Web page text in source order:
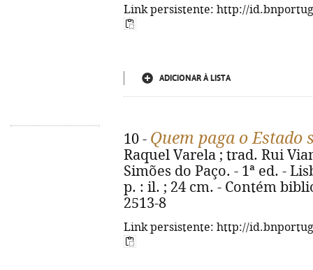
Link persistente: http://
ADICIONAR À LISTA
10 - Quem paga o Estado
Raquel Varela ; trad. Rui
Simões do Paço. - 1ª ed. -
p. : il. ; 24 cm. - Contém
2513-8
Link persistente: http://